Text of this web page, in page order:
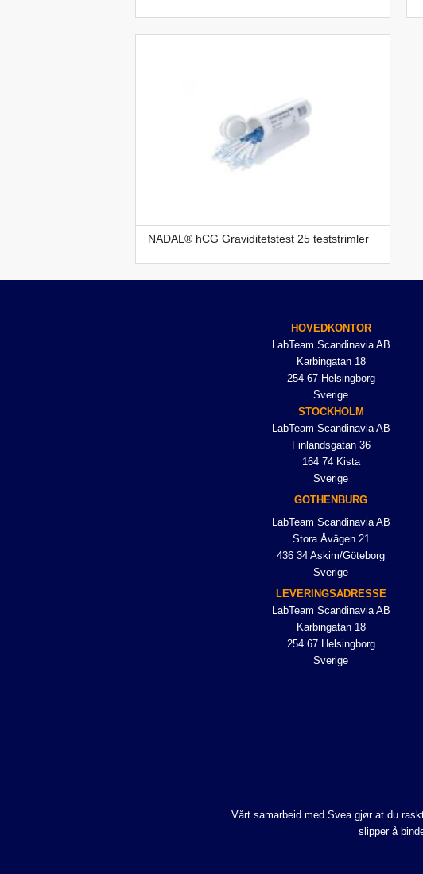
NADAL® hCG Graviditetstest 25 teststrimler
HOVEDKONTOR
LabTeam Scandinavia AB
Karbingatan 18
254 67 Helsingborg
Sverige
STOCKHOLM
LabTeam Scandinavia AB
Finlandsgatan 36
164 74 Kista
Sverige
GOTHENBURG
LabTeam Scandinavia AB
Stora Åvägen 21
436 34 Askim/Göteborg
Sverige
LEVERINGSADRESSE
LabTeam Scandinavia AB
Karbingatan 18
254 67 Helsingborg
Sverige
Vårt samarbeid med Svea gjør at du
slipper å